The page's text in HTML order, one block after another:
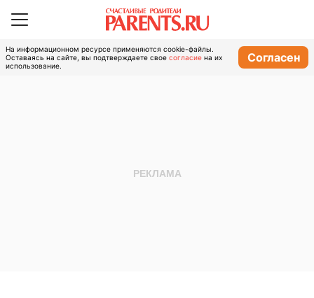
На информационном ресурсе применяются cookie-файлы.
Оставаясь на сайте, вы подтверждаете свое согласие на их
использование.
Согласен